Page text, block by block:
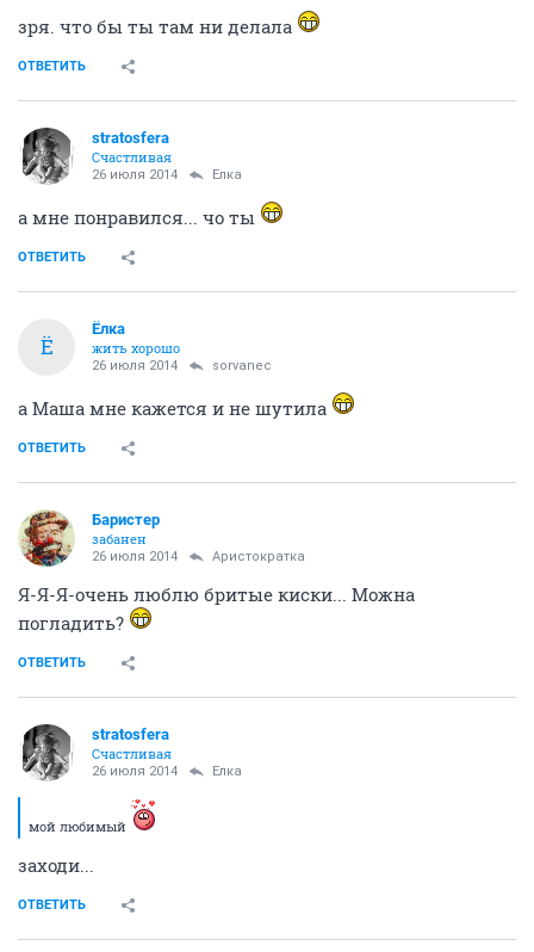
зря. что бы ты там ни делала
ОТВЕТИТЬ
stratosfera
Счастливая
26 июля 2014 Ёлка
а мне понравился... чо ты
ОТВЕТИТЬ
Ё
Ёлка
жить хорошо
26 июля 2014 sorvanec
а Маша мне кажется и не шутила
ОТВЕТИТЬ
Баристер
забанен
26 июля 2014 Аристократка
Я-Я-Я-очень люблю бритые киски... Можна
погладить?
ОТВЕТИТЬ
stratosfera
Счастливая
26 июля 2014 Ёлка
мой любимый
заходи...
ОТВЕТИТЬ